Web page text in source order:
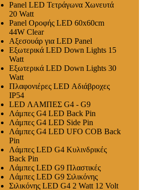
Panel LED Τετράγωνα Χωνευτά
20 Watt
Panel Οροφής LED 60x60cm
44W Clear
Αξεσουάρ για LED Panel
Εξωτερικά LED Down Lights 15
Watt
Εξωτερικά LED Down Lights 30
Watt
Πλαφονιέρες LED Αδιάβροχες
IP54
LED ΛΑΜΠΕΣ G4 - G9
Λάμπες G4 LED Back Pin
Λάμπες G4 LED Side Pin
Λάμπες G4 LED UFO COB Back
Pin
Λάμπες LED G4 Κυλινδρικές
Back Pin
Λάμπες LED G9 Πλαστικές
Λάμπες LED G9 Σιλικόνης
Σιλικόνης LED G4 2 Watt 12 Volt